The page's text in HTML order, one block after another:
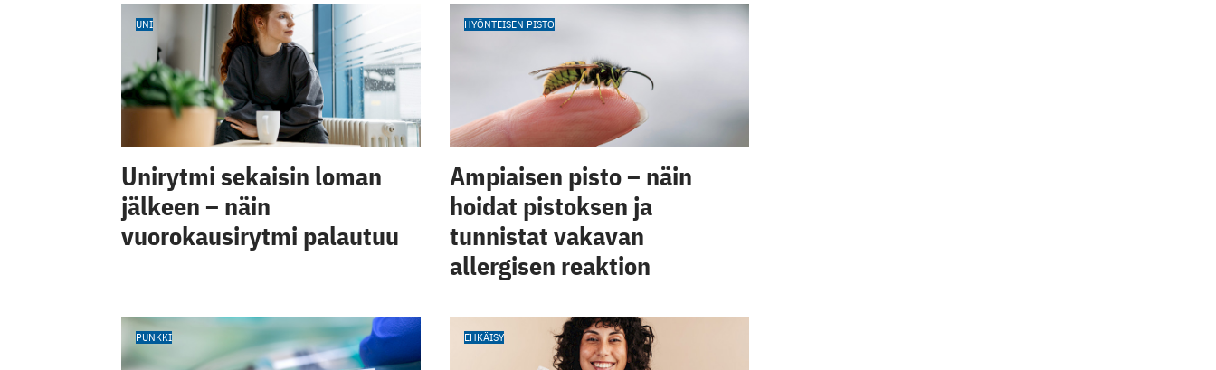
UNI
Unirytmi sekaisin loman
jälkeen – näin
vuorokausirytmi palautuu
HYÖNTEISEN PISTO
Ampiaisen pisto – näin
hoidat pistoksen ja
tunnistat vakavan
allergisen reaktion
PUNKKI EHKÄISY